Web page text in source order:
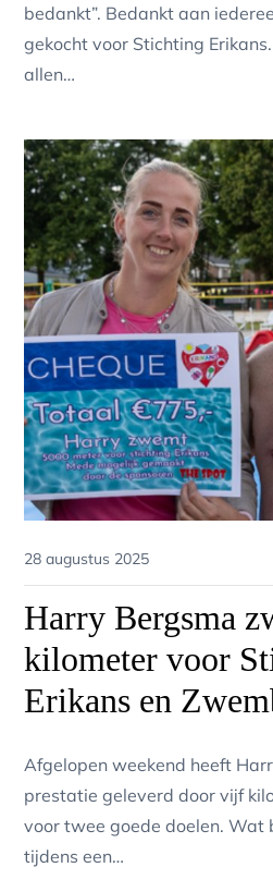
bedankt”. Bedankt aan
gekocht voor Stichting
allen…
Posted
on
28 augustus 2025
Harry Bergsma
kilometer voor
Erikans en
Afgelopen weekend heeft
prestatie geleverd door vijf
voor twee goede doelen. Wat
tijdens een…